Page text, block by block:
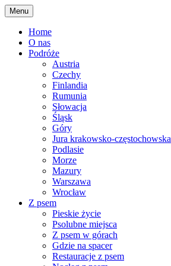
Skip
to
content
Menu
Home
O nas
Podróże
Austria
Czechy
Finlandia
Rumunia
Słowacja
Śląsk
Góry
Jura krakowsko-częstochowska
Podlasie
Morze
Mazury
Warszawa
Wrocław
Z psem
Pieskie życie
Psolubne miejsca
Z psem w górach
Gdzie na spacer
Restauracje z psem